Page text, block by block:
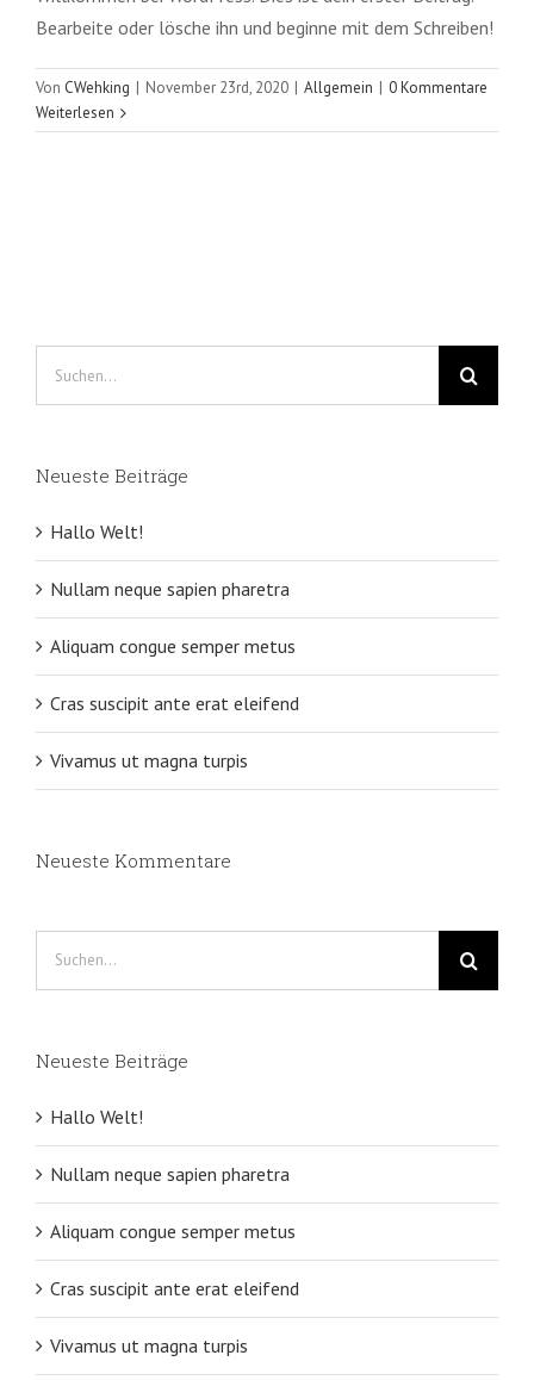
Bearbeite oder lösche ihn und beginne mit dem Schreiben!
Von CWehking | November 23rd, 2020 | Allgemein | 0 Kommentare
Weiterlesen
Neueste Beiträge
Hallo Welt!
Nullam neque sapien pharetra
Aliquam congue semper metus
Cras suscipit ante erat eleifend
Vivamus ut magna turpis
Neueste Kommentare
Neueste Beiträge
Hallo Welt!
Nullam neque sapien pharetra
Aliquam congue semper metus
Cras suscipit ante erat eleifend
Vivamus ut magna turpis